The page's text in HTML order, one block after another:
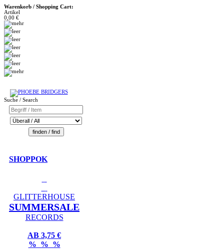
Warenkorb / Shopping Cart:
Artikel
0,00 €
Suche / Search
SHOPPOK
GLITTERHOUSE
SUMMERSALE
RECORDS
AB 3,75 €
% % %